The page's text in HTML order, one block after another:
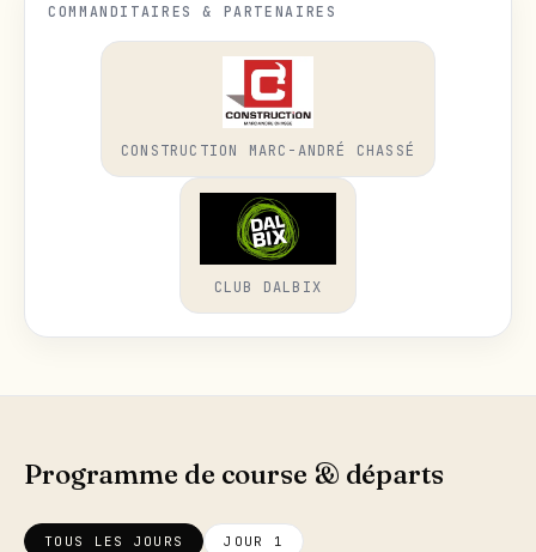
COMMANDITAIRES & PARTENAIRES
CONSTRUCTION MARC-ANDRÉ CHASSÉ
CLUB DALBIX
Programme de course & départs
TOUS LES JOURS JOUR 1